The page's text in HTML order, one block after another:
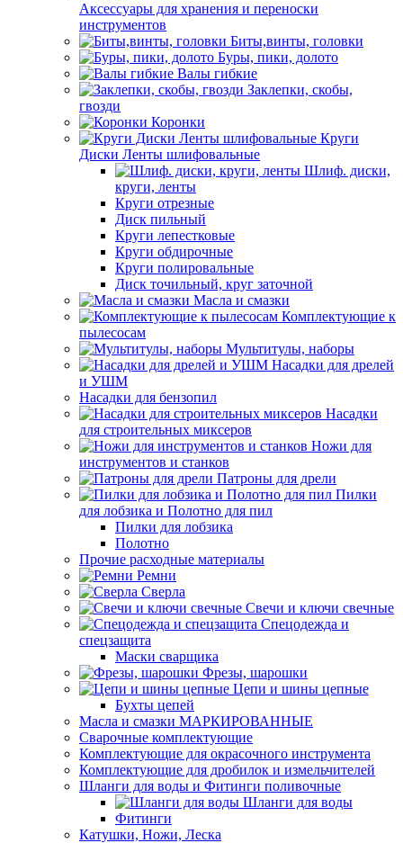
Аксессуары для хранения и переноски
инструментов
Биты,винты, головки
Буры, пики, долото
Валы гибкие
Заклепки, скобы,
гвозди
Коронки
Круги
Диски Ленты шлифовальные
Шлиф. диски,
круги, ленты
Круги отрезные
Диск пильный
Круги лепестковые
Круги обдирочные
Круги полировальные
Диск точильный, круг заточной
Масла и смазки
Комплектующие к
пылесосам
Мультитулы, наборы
Насадки для дрелей
и УШМ
Насадки для бензопил
Насадки
для строительных миксеров
Ножи для
инструментов и станков
Патроны для дрели
Пилки
для лобзика и Полотно для пил
Пилки для лобзика
Полотно
Прочие расходные материалы
Ремни
Сверла
Свечи и ключи свечные
Спецодежда и
спецзащита
Маски сварщика
Фрезы, шарошки
Цепи и шины цепные
Бухты цепей
Масла и смазки МАРКИРОВАННЫЕ
Сварочные комплектующие
Комплектующие для окрасочного инструмента
Комплектующие для дробилок и измельчителей
Шланги для воды и Фитинги поливочные
Шланги для воды
Фитинги
Катушки, Ножи, Леска